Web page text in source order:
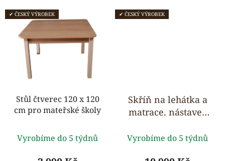
✔ ČESKÝ VÝROBEK
Stůl čtverec 120 x 120
cm pro mateřské školy
hodnocení
produktu
Vyrobíme do 5 týdnů
✔ ČESKÝ VÝROBEK
Skříň na lehátka a
matrace, nástavec
ks
Vyrobíme do 5 týdnů